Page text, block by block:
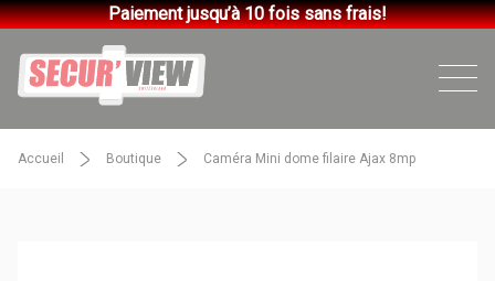
Paiement jusqu’à 10 fois sans frais!
Accueil Boutique Caméra Mini dome filaire Ajax 8mp